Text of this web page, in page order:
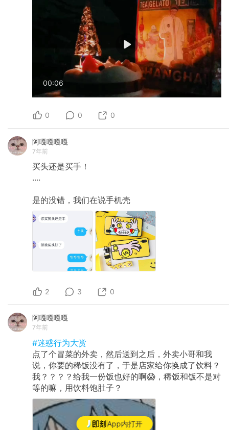
App内打开
00:06
0 0 0
阿嘎嘎嘎嘎
7年前
买头还是买手！
....
是的没错，我们在说手机壳
2 3 0
阿嘎嘎嘎嘎
7年前
#迷惑行为大赏
点了个冒菜的外卖，然后送到之后，外卖小哥和我
说，你要的稀饭没有了，于是店家给你换成了饮料？
我？？？？给我一份饭也好的啊😱，稀饭和饭不是对
等的嘛，用饮料饱肚子？